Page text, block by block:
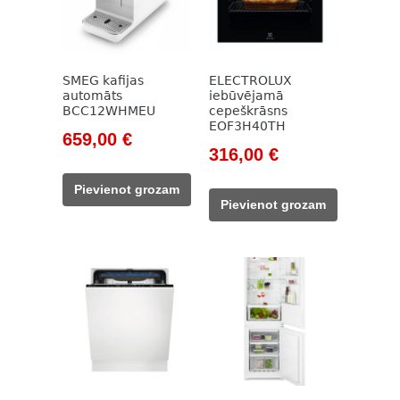
SMEG kafijas
automāts
BCC12WHMEU
Original
was:
777,00 €.
659,00 €Current
659,00 €.
Pievienot grozam
ELECTROLUX
iebūvējamā
cepeškrāsns
EOF3H40TH
Original
was:
432,00 €.
316,00 €Current
316,00 €.
Pievienot grozam